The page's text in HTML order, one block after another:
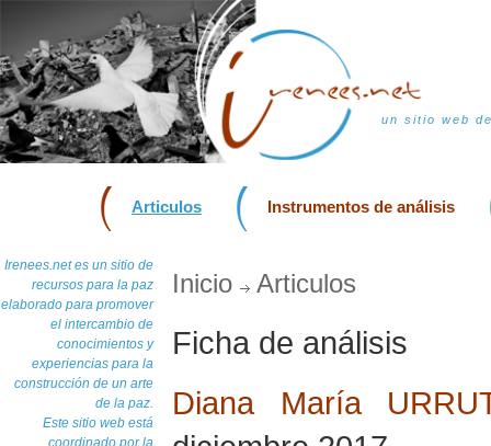
un sitio web
Articulos Instrumentos de análisis
Irenees.net es un sitio de
recursos para la paz
elaborado para promover
el intercambio de
conocimientos y
experiencias para la
construcción de un arte
de la paz.
Este sitio web está
coordinado por la
Inicio Articulos
Ficha de análisis
Diana María